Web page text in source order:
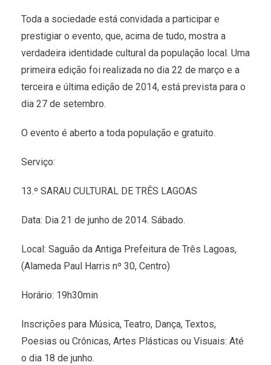
Toda a sociedade está convidada a participar e
prestigiar o evento, que, acima de tudo, mostra a
verdadeira identidade cultural da população local. Uma
primeira edição foi realizada no dia 22 de março e a
terceira e última edição de 2014, está prevista para o
dia 27 de setembro.
O evento é aberto a toda população e gratuito.
Serviço:
13.º SARAU CULTURAL DE TRÊS LAGOAS
Data: Dia 21 de junho de 2014. Sábado.
Local: Saguão da Antiga Prefeitura de Três Lagoas,
(Alameda Paul Harris nº 30, Centro)
Horário: 19h30min
Inscrições para Música, Teatro, Dança, Textos,
Poesias ou Crônicas, Artes Plásticas ou Visuais: Até
o dia 18 de junho.